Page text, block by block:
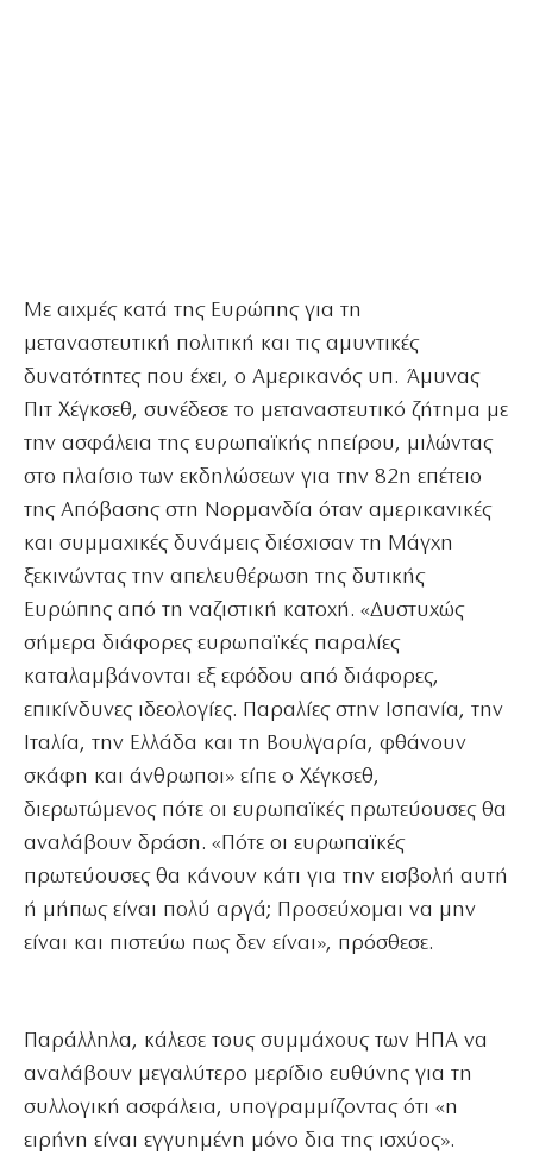
Με αιχμές κατά της Ευρώπης για τη
μεταναστευτική πολιτική και τις αμυντικές
δυνατότητες που έχει, ο Αμερικανός υπ. Άμυνας
Πιτ Χέγκσεθ, συνέδεσε το μεταναστευτικό ζήτημα με
την ασφάλεια της ευρωπαϊκής ηπείρου, μιλώντας
στο πλαίσιο των εκδηλώσεων για την 82η επέτειο
της Απόβασης στη Νορμανδία όταν αμερικανικές
και συμμαχικές δυνάμεις διέσχισαν τη Μάγχη
ξεκινώντας την απελευθέρωση της δυτικής
Ευρώπης από τη ναζιστική κατοχή. «Δυστυχώς
σήμερα διάφορες ευρωπαϊκές παραλίες
καταλαμβάνονται εξ εφόδου από διάφορες,
επικίνδυνες ιδεολογίες. Παραλίες στην Ισπανία, την
Ιταλία, την Ελλάδα και τη Βουλγαρία, φθάνουν
σκάφη και άνθρωποι» είπε ο Χέγκσεθ,
διερωτώμενος πότε οι ευρωπαϊκές πρωτεύουσες θα
αναλάβουν δράση. «Πότε οι ευρωπαϊκές
πρωτεύουσες θα κάνουν κάτι για την εισβολή αυτή
ή μήπως είναι πολύ αργά; Προσεύχομαι να μην
είναι και πιστεύω πως δεν είναι», πρόσθεσε.
Παράλληλα, κάλεσε τους συμμάχους των ΗΠΑ να
αναλάβουν μεγαλύτερο μερίδιο ευθύνης για τη
συλλογική ασφάλεια, υπογραμμίζοντας ότι «η
ειρήνη είναι εγγυημένη μόνο δια της ισχύος».